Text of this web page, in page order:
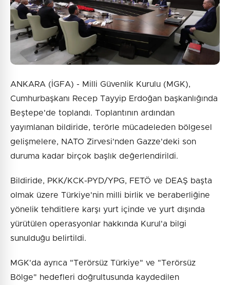
ANKARA (İGFA) - Milli Güvenlik Kurulu (MGK),
Cumhurbaşkanı Recep Tayyip Erdoğan başkanlığında
Beştepe'de toplandı. Toplantının ardından
yayımlanan bildiride, terörle mücadeleden bölgesel
gelişmelere, NATO Zirvesi'nden Gazze'deki son
duruma kadar birçok başlık değerlendirildi.
Bildiride, PKK/KCK-PYD/YPG, FETÖ ve DEAŞ başta
olmak üzere Türkiye'nin milli birlik ve beraberliğine
yönelik tehditlere karşı yurt içinde ve yurt dışında
yürütülen operasyonlar hakkında Kurul'a bilgi
sunulduğu belirtildi.
MGK'da ayrıca "Terörsüz Türkiye" ve "Terörsüz
Bölge" hedefleri doğrultusunda kaydedilen